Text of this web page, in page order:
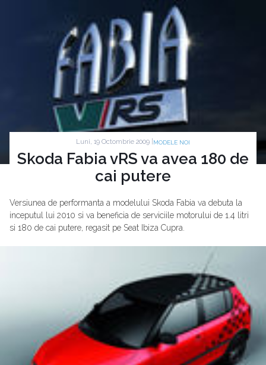
Luni, 19 Octombrie 2009 | MODELE NOI
Skoda Fabia vRS va avea 180 de
cai putere
Versiunea de performanta a modelului Skoda Fabia va debuta la
inceputul lui 2010 si va beneficia de serviciile motorului de 1.4 litri
si 180 de cai putere, regasit pe Seat Ibiza Cupra.